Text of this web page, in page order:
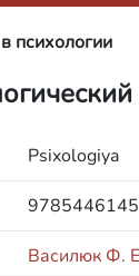
психологии
Psixologiya
Василюк Ф.